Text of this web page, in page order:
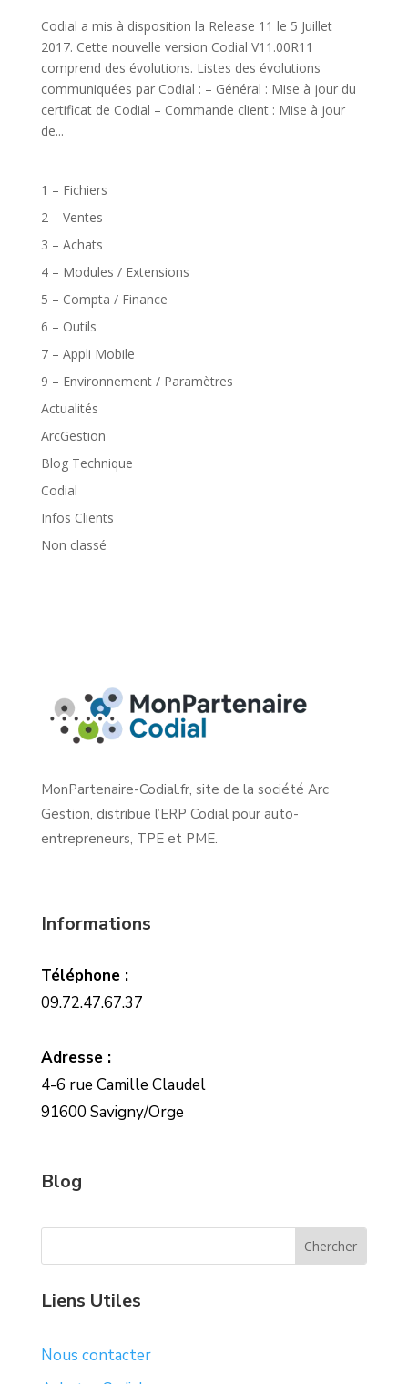
Codial a mis à disposition la Release 11 le 5 Juillet
2017. Cette nouvelle version Codial V11.00R11
comprend des évolutions. Listes des évolutions
communiquées par Codial : – Général : Mise à jour du
certificat de Codial – Commande client : Mise à jour
de...
1 – Fichiers
2 – Ventes
3 – Achats
4 – Modules / Extensions
5 – Compta / Finance
6 – Outils
7 – Appli Mobile
9 – Environnement / Paramètres
Actualités
ArcGestion
Blog Technique
Codial
Infos Clients
Non classé
MonPartenaire-Codial.fr, site de la société Arc
Gestion, distribue l’ERP Codial pour auto-
entrepreneurs, TPE et PME.
Informations
Téléphone :
09.72.47.67.37
Adresse :
4-6 rue Camille Claudel
91600 Savigny/Orge
Blog
Liens Utiles
Nous contacter